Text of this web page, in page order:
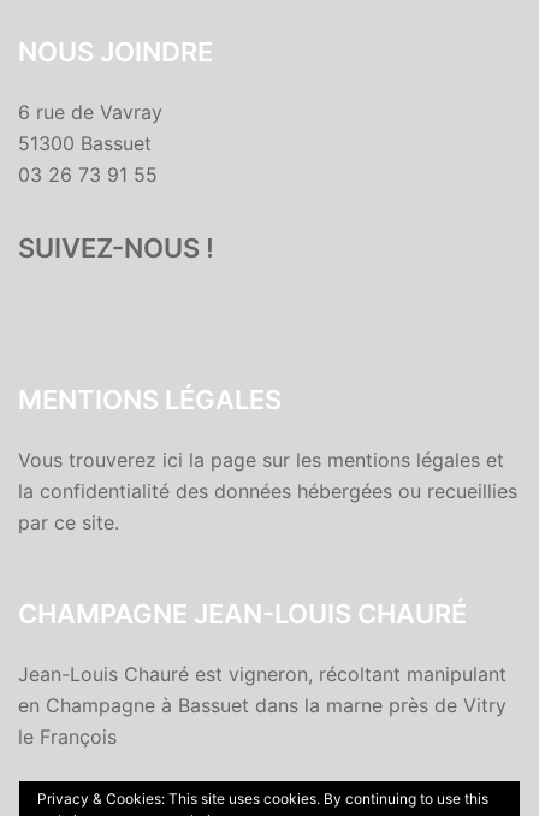
NOUS JOINDRE
6 rue de Vavray
51300 Bassuet
03 26 73 91 55
SUIVEZ-NOUS !
MENTIONS LÉGALES
Vous trouverez ici la page sur les mentions légales et
la confidentialité des données hébergées ou recueillies
par ce site.
CHAMPAGNE JEAN-LOUIS CHAURÉ
Jean-Louis Chauré est vigneron, récoltant manipulant
en Champagne à Bassuet dans la marne près de Vitry
le François
Privacy & Cookies: This site uses cookies. By continuing to use this